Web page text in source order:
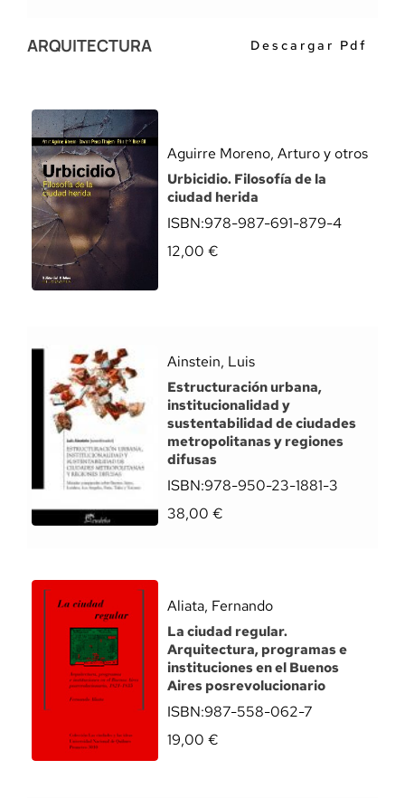
ARQUITECTURA Descargar Pdf
Aguirre Moreno, Arturo y otros
Urbicidio. Filosofía de la
ciudad herida
ISBN:978-987-691-879-4
12,00 €
Ainstein, Luis
Estructuración urbana,
institucionalidad y
sustentabilidad de ciudades
metropolitanas y regiones
difusas
ISBN:978-950-23-1881-3
38,00 €
Aliata, Fernando
La ciudad regular.
Arquitectura, programas e
instituciones en el Buenos
Aires posrevolucionario
ISBN:987-558-062-7
19,00 €